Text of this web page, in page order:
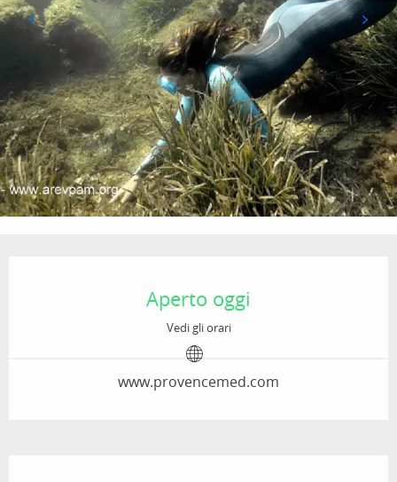
Aperto oggi
Vedi gli orari
www.provencemed.com